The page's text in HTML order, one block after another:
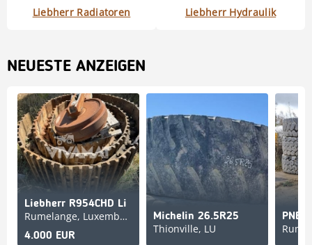
Liebherr Radiatoren Liebherr Hydraulik
NEUESTE ANZEIGEN
Liebherr R954CHD Li
Rumelange, Luxembourg, LU
4.000 EUR
Michelin 26.5R25
Thionville, LU